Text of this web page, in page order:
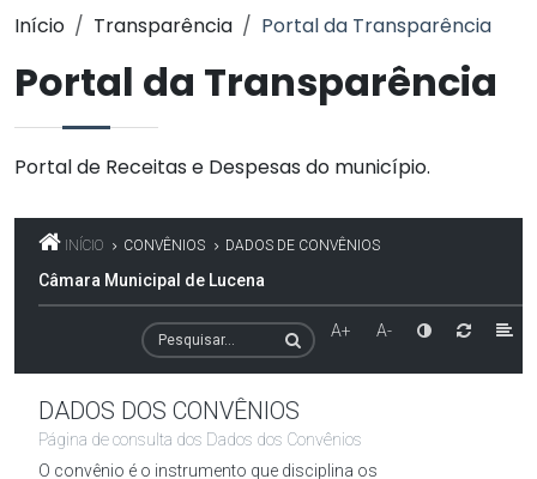
Início Transparência Portal da Transparência
Portal da Transparência
Portal de Receitas e Despesas do município.